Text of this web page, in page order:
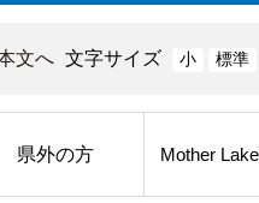
文へ 文字サイズ 小 標準
県外の方 Mother